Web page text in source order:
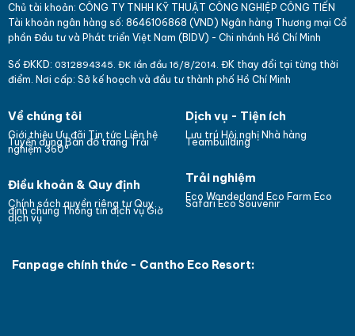
Chủ tài khoản: CÔNG TY TNHH KỸ THUẬT CÔNG NGHIỆP CÔNG TIẾN
Tài khoản ngân hàng số: 8646106868 (VND) Ngân hàng Thương mại Cổ
phần Đầu tư và Phát triển Việt Nam (BIDV) - Chi nhánh Hồ Chí Minh
Số ĐKKD: 0312894345. ĐK lần đầu 16/8/2014. ĐK thay đổi tại từng thời
điểm. Nơi cấp: Sở kế hoạch và đầu tư thành phố Hồ Chí Minh
Về chúng tôi
Giới thiệu Ưu đãi Tin tức Liên hệ
Tuyển dụng Bản đồ trang Trải
nghiệm 360°
Điều khoản & Quy định
Chính sách quyền riêng tư Quy
định chung Thông tin dịch vụ Giờ
dịch vụ
Dịch vụ - Tiện ích
Lưu trú Hội nghị Nhà hàng
Teambuilding
Trải nghiệm
Eco Wonderland Eco Farm Eco
SafariEco Souvenir
Fanpage chính thức - Cantho Eco Resort: